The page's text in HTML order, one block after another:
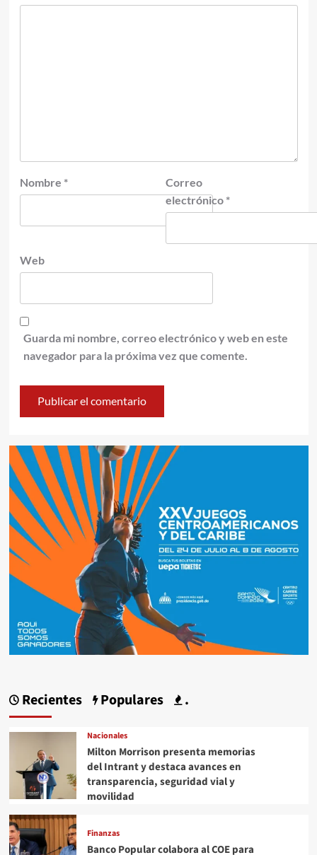
Nombre *
Correo
electrónico *
Web
Guarda mi nombre, correo electrónico y web en este
navegador para la próxima vez que comente.
Recientes Populares .
Nacionales
Milton Morrison presenta memorias
del Intrant y destaca avances en
transparencia, seguridad vial y
movilidad
Finanzas
Banco Popular colabora al COE para